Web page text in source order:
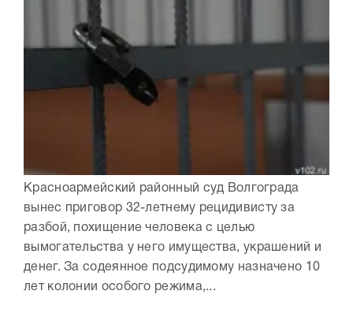
Красноармейский районный суд Волгограда
вынес приговор 32-летнему рецидивисту за
разбой, похищение человека с целью
вымогательства у него имущества, украшений и
денег. За содеянное подсудимому назначено 10
лет колонии особого режима,...